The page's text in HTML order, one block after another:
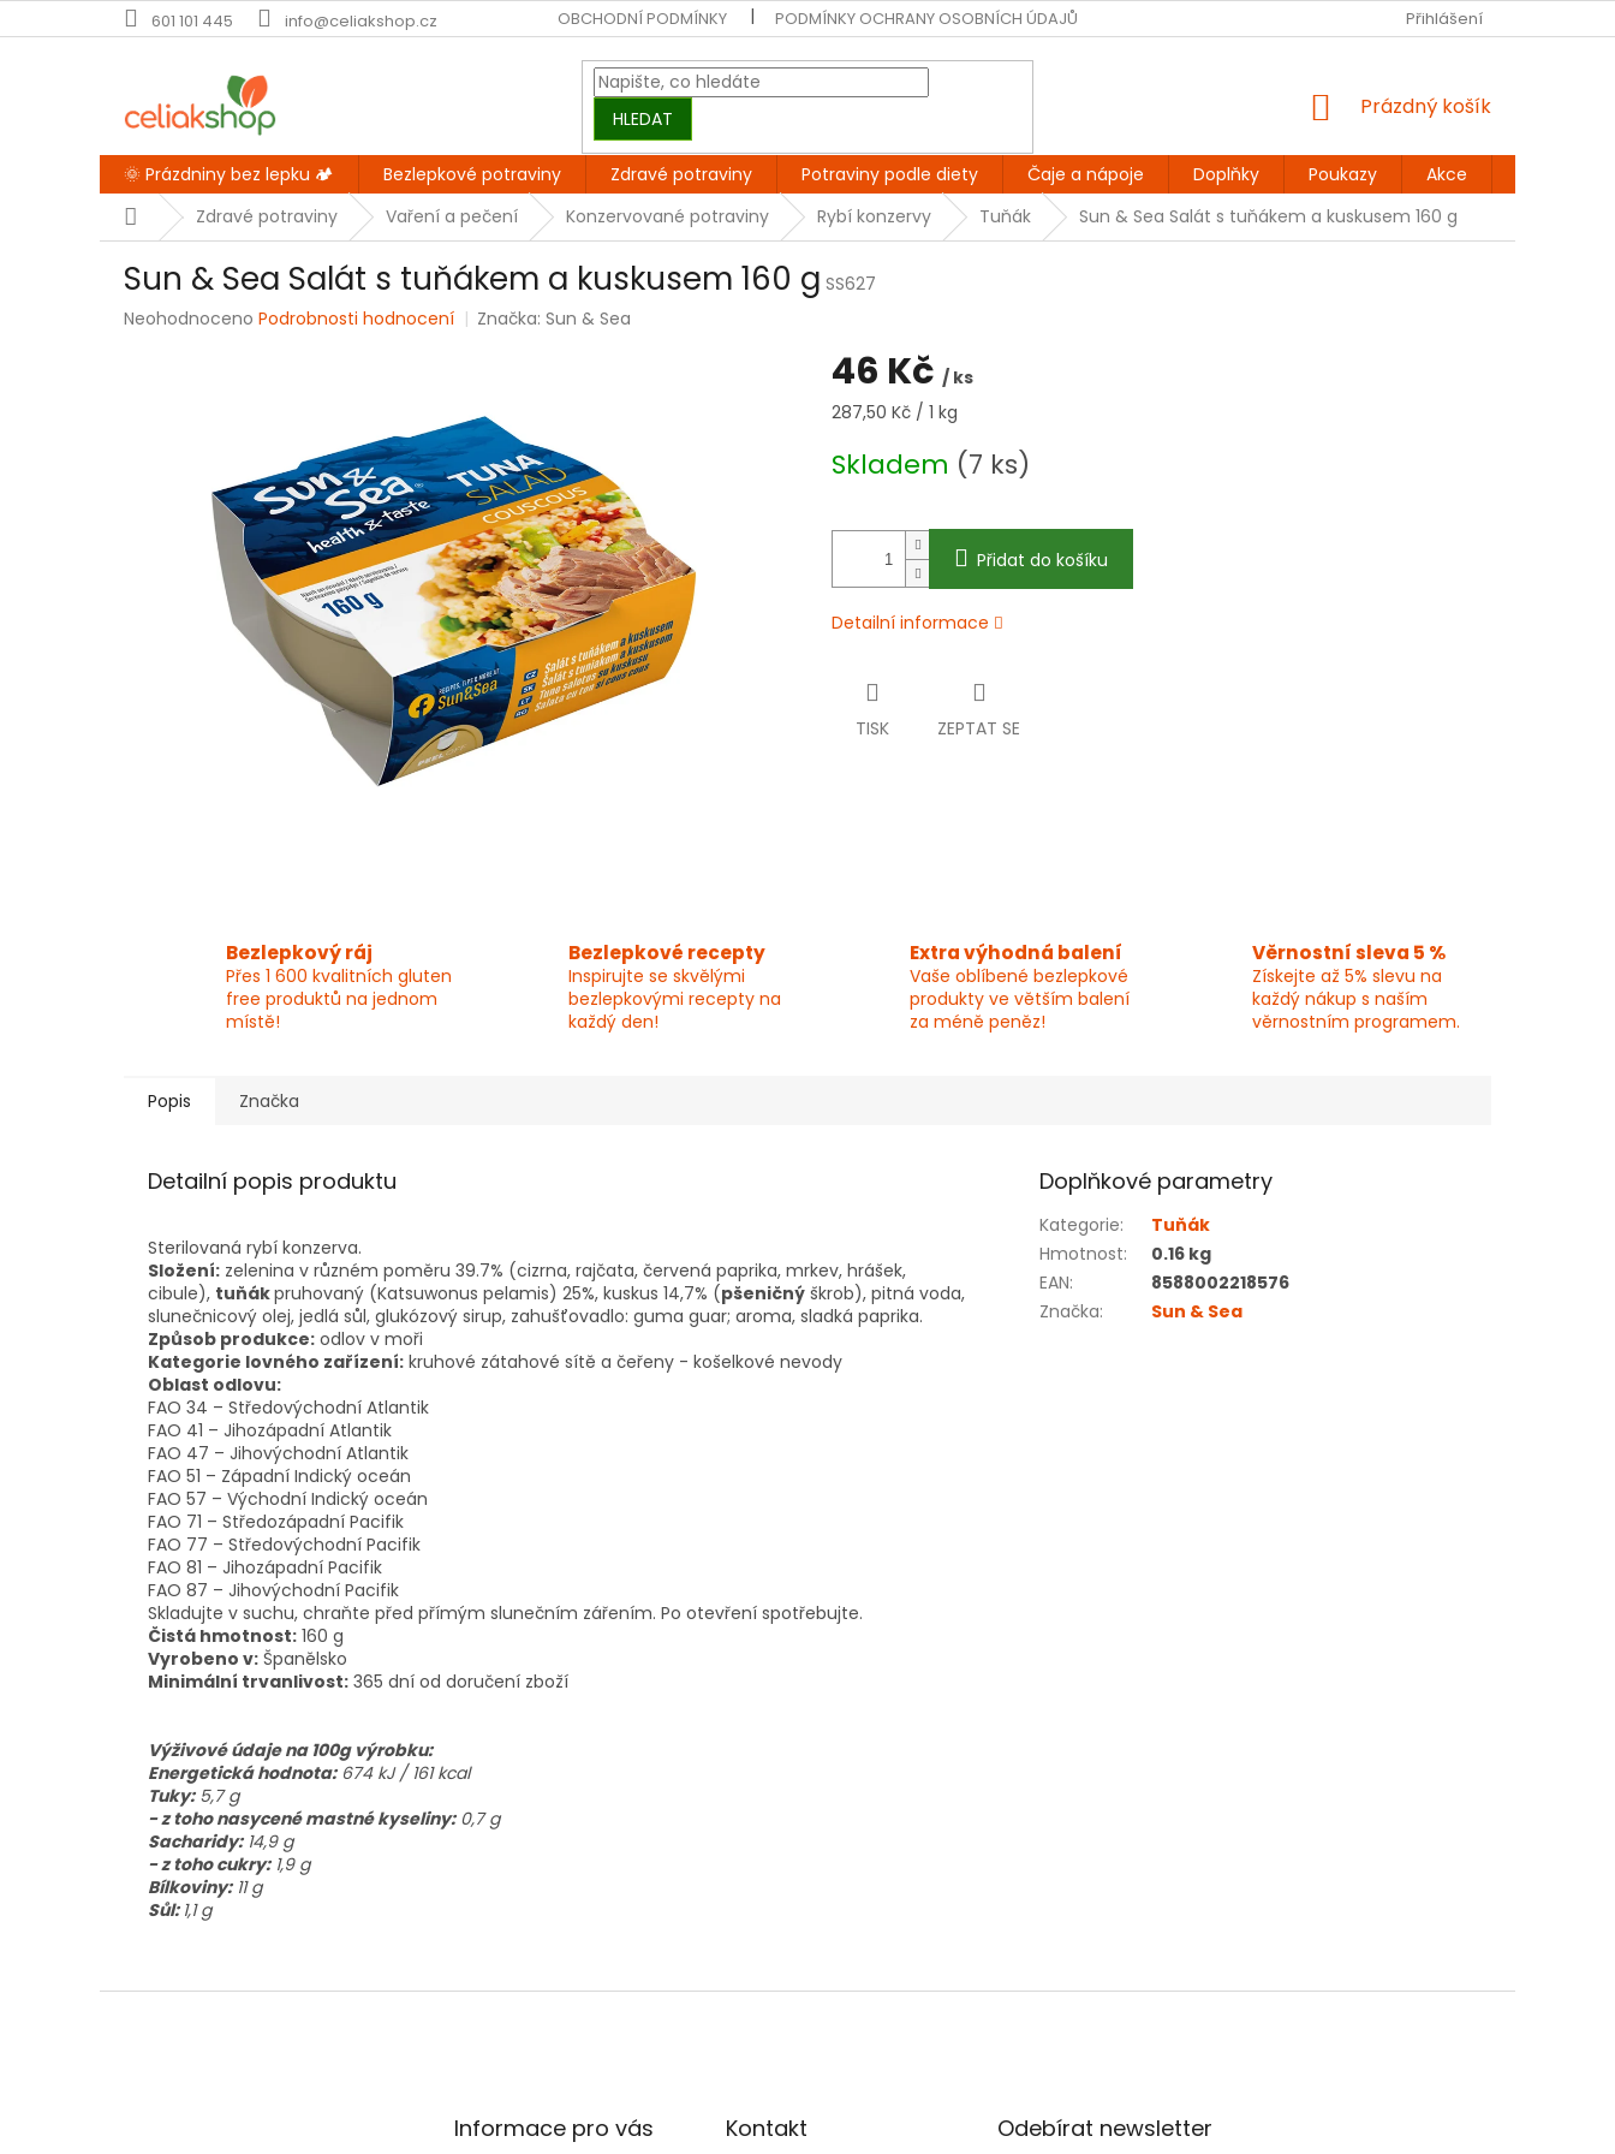
na
601 101 445 info@celiakshop.cz OBCHODNÍ PODMÍNKY PODMÍNKY OCHRANY OSOBNÍCH ÚDAJŮ KONTAKT DOPRAVA A PLATBA
Přihlášení
HLEDAT
NÁKUPNÍ
Prázdný košík
🌞 Prázdniny bez lepku 🏕️ Bezlepkové potraviny Zdravé potraviny Potraviny podle diety Čaje a nápoje Doplňky Poukazy Akce
DomůZdravé potraviny Vaření a pečení Konzervované potraviny Rybí konzervy Tuňák Sun & Sea Salát s tuňákem a kuskusem 160 g
Sun & Sea Salát s tuňákem a kuskusem 160 g SS627
Průměrné
Neohodnoceno Podrobnosti hodnocení Značka:Sun & Sea
46 Kč / ks
Měrná
287,50 Kč / 1 kg
Skladem (7 ks)
Přidat do košíku
Detailní informace
TISK ZEPTAT SE
Bezlepkový ráj
Přes 1 600 kvalitních gluten
free produktů na jednom
místě!
Bezlepkové recepty
Inspirujte se skvělými
bezlepkovými recepty na
každý den!
Extra výhodná balení
Vaše oblíbené bezlepkové
produkty ve větším balení
za méně peněz!
Věrnostní sleva 5 %
Získejte až 5% slevu na
každý nákup s naším
věrnostním programem.
Popis Značka
Detailní popis produktu
Sterilovaná rybí konzerva.
Složení: zelenina v různém poměru 39.7% (cizrna, rajčata, červená paprika, mrkev, hrášek,
cibule), tuňákpruhovaný (Katsuwonus pelamis) 25%, kuskus 14,7% (pšeničný škrob), pitná voda,
slunečnicový olej, jedlá sůl, glukózový sirup, zahušťovadlo: guma guar; aroma, sladká paprika.
Způsob produkce: odlov v moři
Kategorie lovného zařízení: kruhové zátahové sítě a čeřeny - košelkové nevody
Oblast odlovu:
FAO 34 – Středovýchodní Atlantik
FAO 41 – Jihozápadní Atlantik
FAO 47 – Jihovýchodní Atlantik
FAO 51 – Západní Indický oceán
FAO 57 – Východní Indický oceán
FAO 71 – Středozápadní Pacifik
FAO 77 – Středovýchodní Pacifik
FAO 81 – Jihozápadní Pacifik
FAO 87 – Jihovýchodní Pacifik
Skladujte v suchu, chraňte před přímým slunečním zářením. Po otevření spotřebujte.
Čistá hmotnost: 160 g
Vyrobeno v: Španělsko
Minimální trvanlivost: 365 dní od doručení zboží
Výživové údaje na 100g výrobku:
Energetická hodnota: 674 kJ / 161 kcal
Tuky: 5,7 g
- z toho nasycené mastné kyseliny: 0,7 g
Sacharidy: 14,9 g
- z toho cukry: 1,9 g
Bílkoviny: 11 g
Sůl: 1,1 g
Doplňkové parametry
Kategorie:
Tuňák
Hmotnost:
0.16 kg
EAN:
8588002218576
Značka: Sun & Sea
Informace pro vás Kontakt Odebírat newsletter